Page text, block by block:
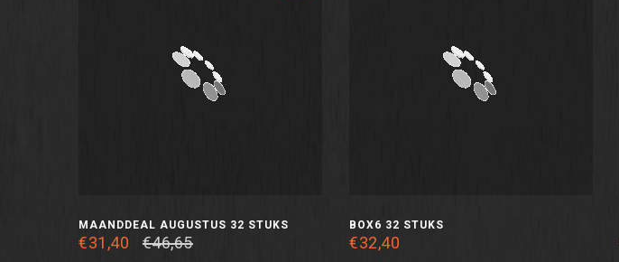
MAANDDEAL AUGUSTUS 32 STUKS
€31,40 €46,65
BOX6 32 STUKS
€32,40